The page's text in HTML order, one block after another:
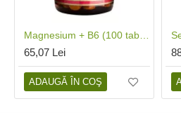
65,07 Lei
ADAUGĂ ÎN COŞ